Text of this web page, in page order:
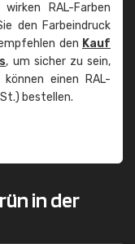
RAL-Farben
den Farbeindruck
den Kauf
, um sicher zu sein,
einen RAL-
bestellen.
in der